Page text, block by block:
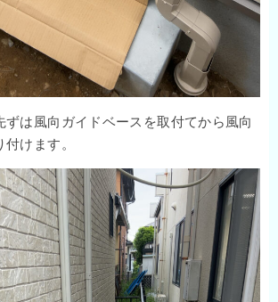
ずは風向ガイドベースを取付てから風向
けます。